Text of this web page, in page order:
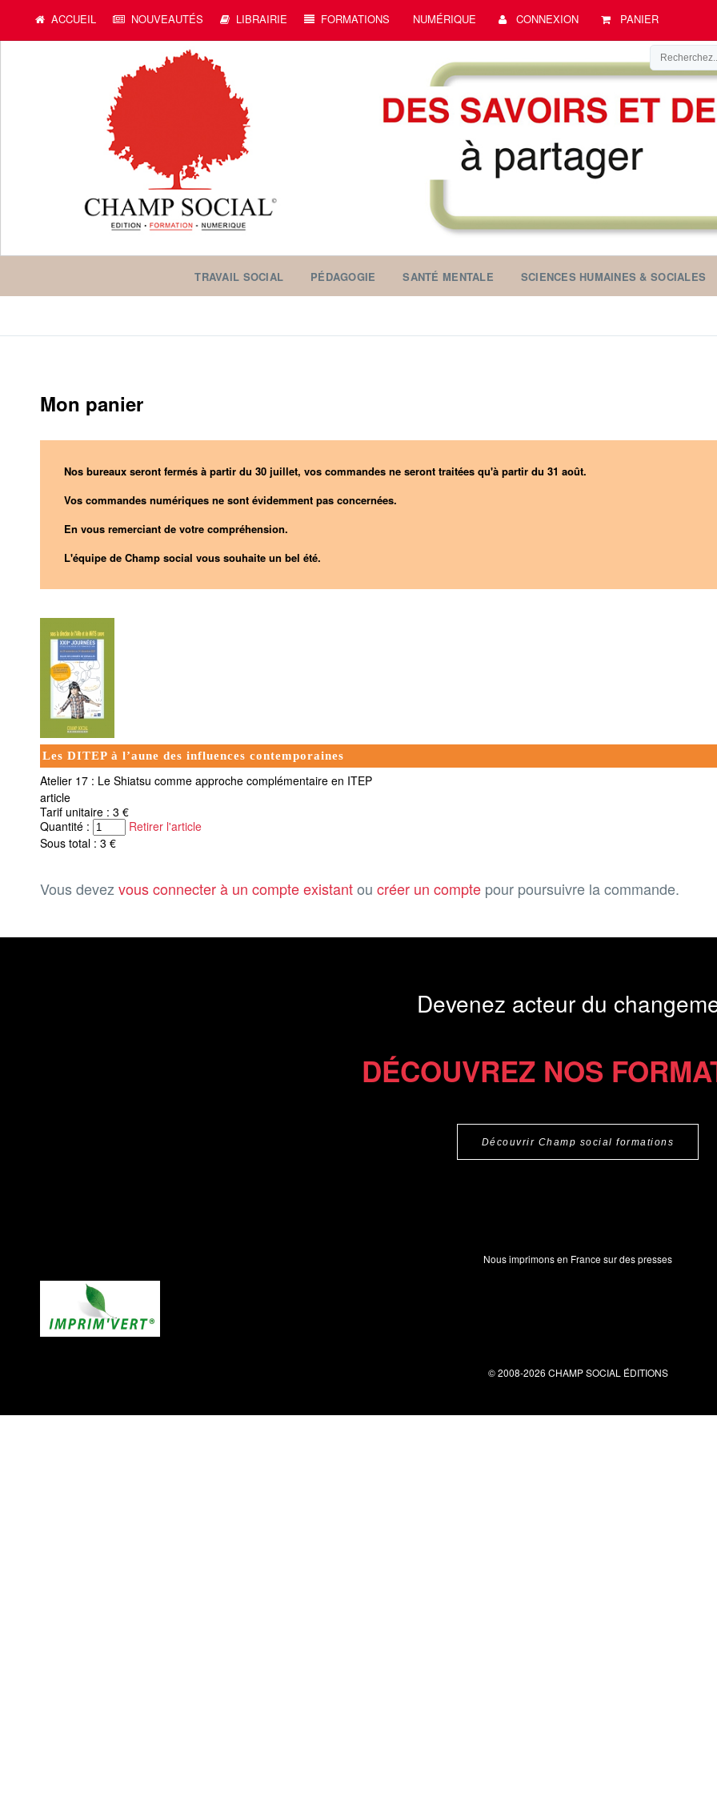
ACCUEIL NOUVEAUTÉS LIBRAIRIE FORMATIONS NUMÉRIQUE CONNEXION PANIER
TRAVAIL SOCIAL PÉDAGOGIE SANTÉ MENTALE SCIENCES HUMAINES & SOCIALES
Mon panier
Nos bureaux seront fermés à partir du 30 juillet, vos commandes ne seront traitées qu'à partir du 31 août.
Vos commandes numériques ne sont évidemment pas concernées.
En vous remerciant de votre compréhension.
L'équipe de Champ social vous souhaite un bel été.
Les DITEP à l’aune des influences contemporaines
Atelier 17 : Le Shiatsu comme approche complémentaire en ITEP
article
Tarif unitaire : 3 €
Quantité :
Retirer l'article
Sous total : 3 €
Vous devezvous connecter à un compte existantou créer un compte pour poursuivre la commande.
Devenez acteur du
DÉCOUVREZ NOS
Découvrir Champ social formations
Nous imprimons en France sur des presses
© 2008-2026 CHAMP SOCIAL ÉDITIONS